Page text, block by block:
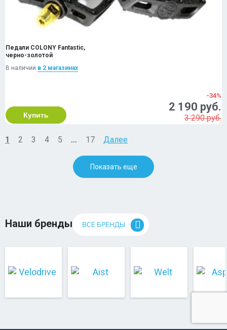
Педали COLONY Fantastic,
черно-золотой
В наличии в 2 магазинах
Купить
-34%
2 190 руб.
3 290 руб.
1 2 3 4 5 ... 17 Далее
Показать еще
Наши бренды ВСЕ БРЕНДЫ